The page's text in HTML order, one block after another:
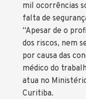
mil ocorrências
falta de
“Apesar de o
dos riscos, nem
por causa das
médico do
atua no
Curitiba.